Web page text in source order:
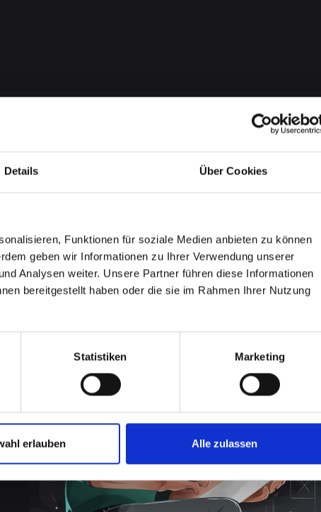
Details Über Cookies
Funktionen für soziale Medien anbieten zu können
geben wir Informationen zu Ihrer Verwendung unserer
Analysen weiter. Unsere Partner führen diese Informationen
bereitgestellt haben oder die sie im Rahmen Ihrer Nutzung
Statistiken Marketing
erlauben Alle zulassen